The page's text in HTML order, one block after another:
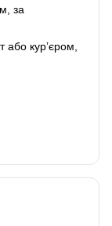
за
курʼєром,